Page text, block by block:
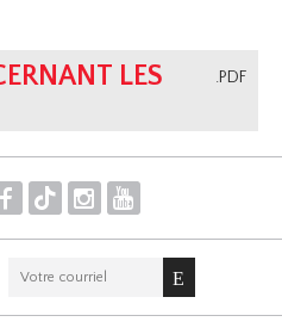
.PDF
LES
F T I Y